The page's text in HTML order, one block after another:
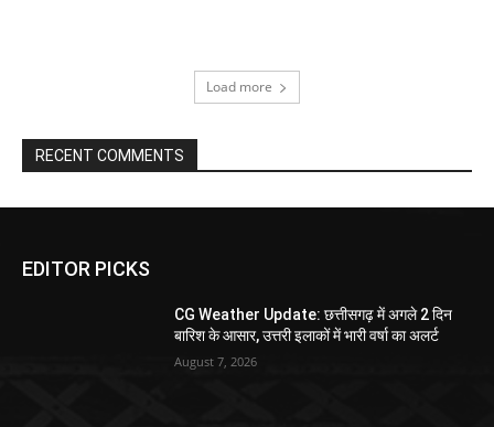
Load more
RECENT COMMENTS
EDITOR PICKS
CG Weather Update: छत्तीसगढ़ में अगले 2 दिन
बारिश के आसार, उत्तरी इलाकों में भारी वर्षा का अलर्ट
August 7, 2026